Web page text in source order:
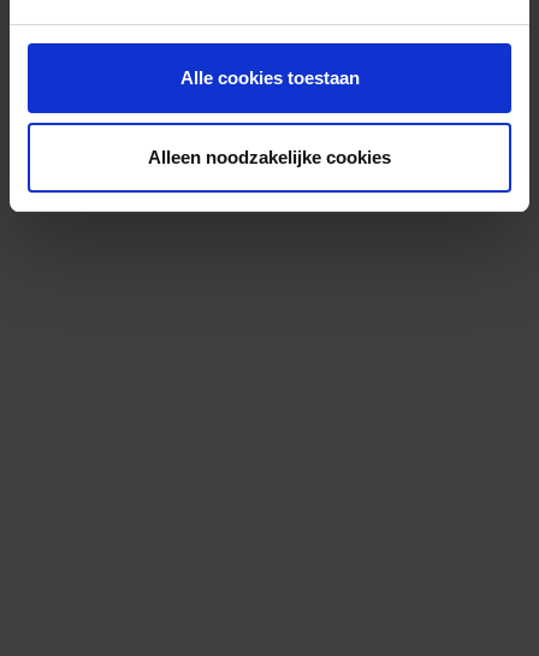
Alle cookies toestaan
Alleen noodzakelijke cookies